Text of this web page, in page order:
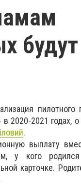
пилотного
2020-2021 годах,
.
выплату
у кого
карточке.